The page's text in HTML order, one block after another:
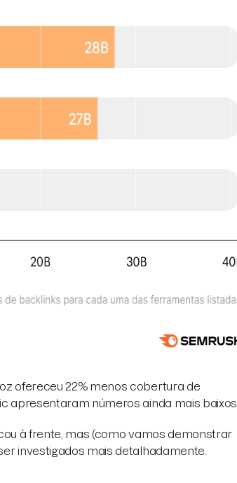
ofereceu 22% menos cobertura de
apresentaram números ainda mais baixos.
à frente, mas (como vamos demonstrar
investigados mais detalhadamente.